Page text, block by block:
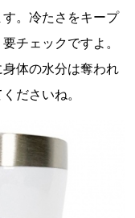
。冷たさをキープ
チェックですよ。
体の水分は奪われ
ださいね。